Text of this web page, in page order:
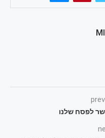
לפסח שלנו